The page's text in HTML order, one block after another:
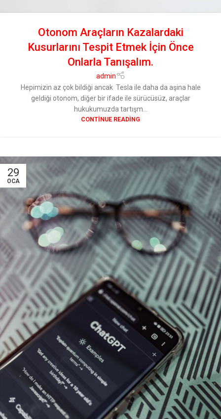
Otonom Araçların Kazalardaki
Kusurlarını Tespit Etmek İçin Önce
Onlarla Tanışalım.
admin
Hepimizin az çok bildiği ancak Tesla ile daha da aşina hale
geldiği otonom, diğer bir ifade ile sürücüsüz, araçlar
hukukumuzda tartışm...
CONTINUE READING
29
OCA